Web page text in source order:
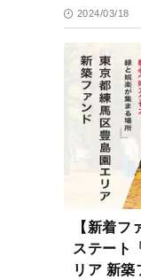
2024/03/18
【新着フ
ステート
リア 新築